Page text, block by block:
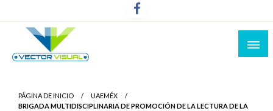
PÁGINA DE INICIO
UAEMÉX
BRIGADA MULTIDISCIPLINARIA DE PROMOCIÓN DE LA LECTURA DE LA